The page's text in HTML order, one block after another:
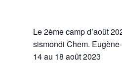
Le 2ème camp d’août
sismondi Chem.
14 au 18 août 2023